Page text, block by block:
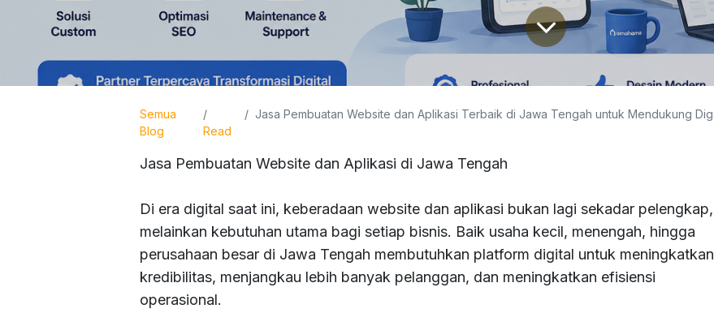
Semua
Blog
Read
Jasa Pembuatan Website dan Aplikasi Terbaik di Jawa Tengah untuk Mendukung Digitalisasi Bisnis
Jasa Pembuatan Website dan Aplikasi di Jawa Tengah
Di era digital saat ini, keberadaan website dan aplikasi bukan lagi sekadar pelengkap,
melainkan kebutuhan utama bagi setiap bisnis. Baik usaha kecil, menengah, hingga
perusahaan besar di Jawa Tengah membutuhkan platform digital untuk meningkatkan
kredibilitas, menjangkau lebih banyak pelanggan, dan meningkatkan efisiensi
operasional.